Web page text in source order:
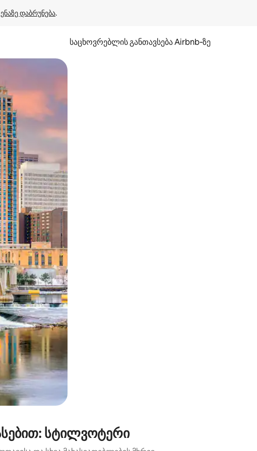
დაბრუნება.
საცხოვრებლის განთავსება Airbnb‑ზე
ან შეხებისა თუ თითის გასმის ჟესტები.
სტილვოტერი